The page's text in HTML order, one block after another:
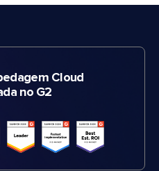
Cloud
no G2